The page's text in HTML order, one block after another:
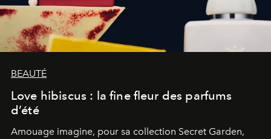
BEAUTÉ
Love hibiscus : la fine fleur des parfums
d’été
Amouage imagine, pour sa collection Secret Garden,